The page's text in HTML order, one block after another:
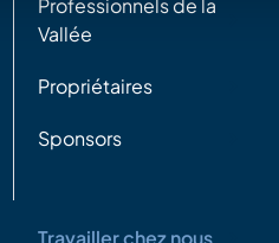
Professionnels de la
Vallée
Propriétaires
Sponsors